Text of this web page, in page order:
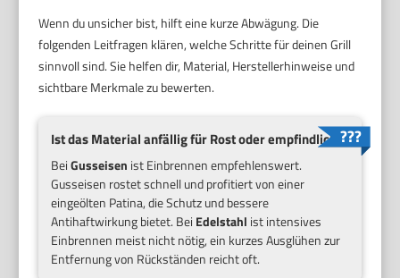
Wenn du unsicher bist, hilft eine kurze Abwägung. Die
folgenden Leitfragen klären, welche Schritte für deinen Grill
sinnvoll sind. Sie helfen dir, Material, Herstellerhinweise und
sichtbare Merkmale zu bewerten.
Ist das Material anfällig für Rost oder empfindlich?
BeiGusseisen ist Einbrennen empfehlenswert.
Gusseisen rostet schnell und profitiert von einer
eingeölten Patina, die Schutz und bessere
Antihaftwirkung bietet. Bei Edelstahl ist intensives
Einbrennen meist nicht nötig, ein kurzes Ausglühen zur
Entfernung von Rückständen reicht oft.